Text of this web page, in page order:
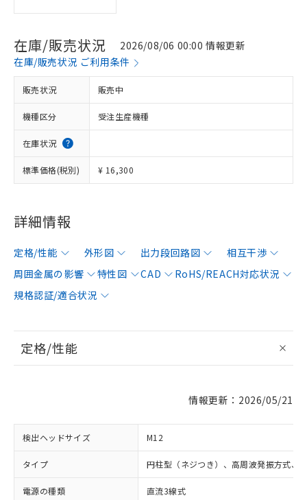
在庫/販売状況
2026/08/06 00:00 情報更新
在庫/販売状況 ご利用条件
販売状況 販売中
機種区分 受注生産機種
在庫状況
標準価格(税別) ¥ 16,300
詳細情報
定格/性能 外形図 出力段回路図
相互干渉
周囲金属の影響
特性図 CAD
RoHS/REACH対応状況
規格認証/適合状況
定格/性能
情報更新：2026/05/21
検出ヘッドサイズ M12
タイプ 円柱型（ネジつき）、高周波発振方式、
電源の種類 直流3線式